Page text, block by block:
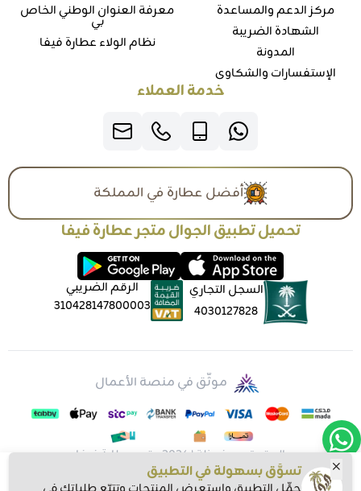
مركز الدعم والمساعدة
الشهادة الضريبة
المدونة
الإستفسارات والشكاوي
معرفة العنوان الوطني الخاص
بي
نظام الولاء عطارة فيفا
خدمة العملاء
أفضل عطارة في المملكة
تحميل تطبيق الجوال متجر عطارة فيفا
السجل التجاري
4030127828
الرقم الضريبي
310428147800003
موثّق في منصة الأعمال
الحقوق محفوظة | 2026 متجر عطارة فيفا
تسوَّق بسهولة في التطبيق